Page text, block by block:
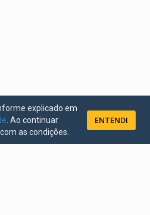
explicado em
. Ao continuar
as condições.
ENTENDI